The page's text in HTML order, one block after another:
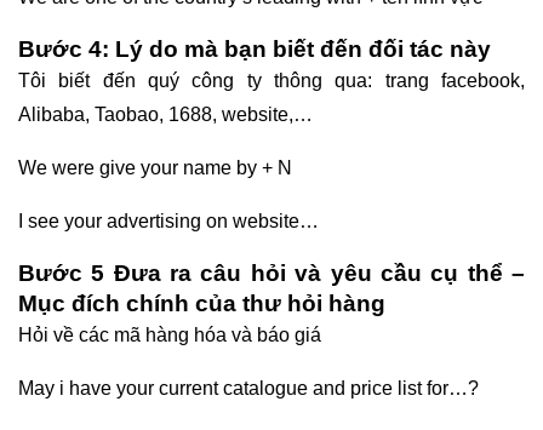
Bước 4: Lý do mà bạn biết đến đối tác này
Tôi biết đến quý công ty thông qua: trang facebook,
Alibaba, Taobao, 1688, website,…
We were give your name by + N
I see your advertising on website…
Bước 5 Đưa ra câu hỏi và yêu cầu cụ thể –
Mục đích chính của thư hỏi hàng
Hỏi về các mã hàng hóa và báo giá
May i have your current catalogue and price list for…?